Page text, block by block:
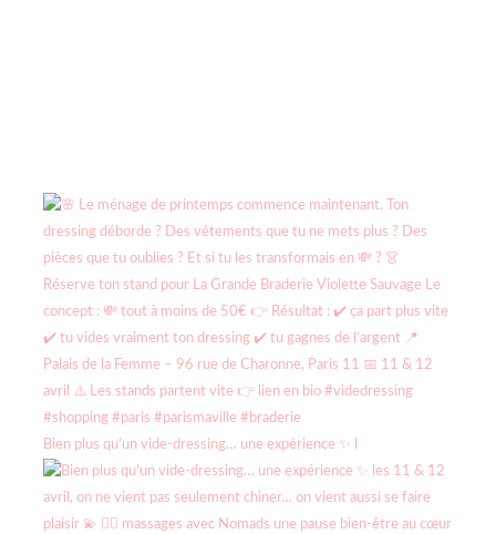
Bien plus qu’un vide-dressing… une expérience ✨ l